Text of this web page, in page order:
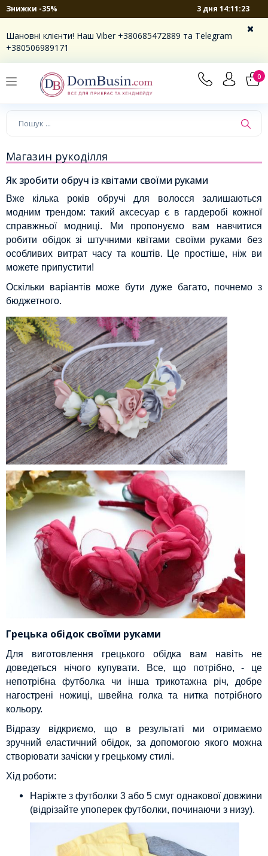
Знижки -35% 3 дня 14:11:20
Шановні клієнти! Наш Viber +380685472889 та Telegram
+380506989171
0
Магазин рукоділля
Як зробити обруч із квітами своїми руками
Вже кілька років обручі для волосся залишаються
модним трендом: такий аксесуар є в гардеробі кожної
справжньої модниці. Ми пропонуємо вам навчитися
робити обідок зі штучними квітами своїми руками без
особливих витрат часу та коштів. Це простіше, ніж ви
можете припустити!
Оскільки варіантів може бути дуже багато, почнемо з
бюджетного.
Грецька обідок своїми руками
Для виготовлення грецького обідка вам навіть не
доведеться нічого купувати. Все, що потрібно, - це
непотрібна футболка чи інша трикотажна річ, добре
нагострені ножиці, швейна голка та нитка потрібного
кольору.
Відразу відкриємо, що в результаті ми отримаємо
зручний еластичний обідок, за допомогою якого можна
створювати зачіски у грецькому стилі.
Хід роботи:
Наріжте з футболки 3 або 5 смуг однакової довжини
(відрізайте упоперек футболки, починаючи з низу).